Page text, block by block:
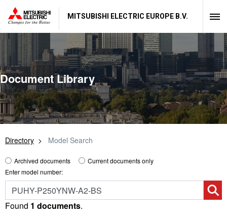
MITSUBISHI ELECTRIC EUROPE B.V.
Document Library
Directory Model Search
Archived documents
Current documents only
Enter model number:
Found 1 documents.